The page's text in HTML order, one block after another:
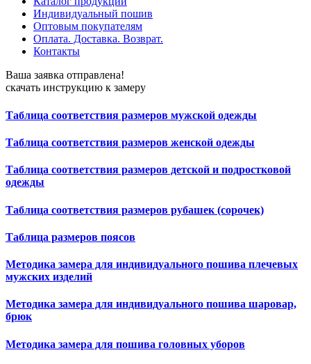
Индивидуальный пошив
Оптовым покупателям
Оплата. Доставка. Возврат.
Контакты
Ваша заявка отправлена!
скачать инструкцию к замеру
Таблица соответствия размеров мужской одежды
Таблица соответствия размеров женской одежды
Таблица соответствия размеров детской и подростковой
одежды
Таблица соответствия размеров рубашек (сорочек)
Таблица размеров поясов
Методика замера для индивидуального пошива плечевых
мужских изделий
Методика замера для индивидуального пошива шаровар,
брюк
Методика замера для пошива головных уборов